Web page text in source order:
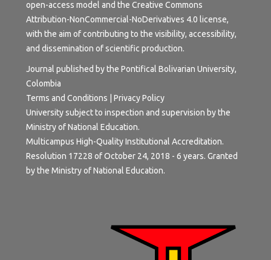
open-access model and the Creative Commons
Attribution-NonCommercial-NoDerivatives 4.0 license,
with the aim of contributing to the visibility, accessibility,
and dissemination of scientific production.
Journal published by the Pontifical Bolivarian University,
Colombia
Terms and Conditions
Privacy Policy
University subject to inspection and supervision by the
Ministry of National Education.
Multicampus High-Quality Institutional Accreditation.
Resolution 17228 of October 24, 2018 - 6 years. Granted
by the Ministry of National Education.